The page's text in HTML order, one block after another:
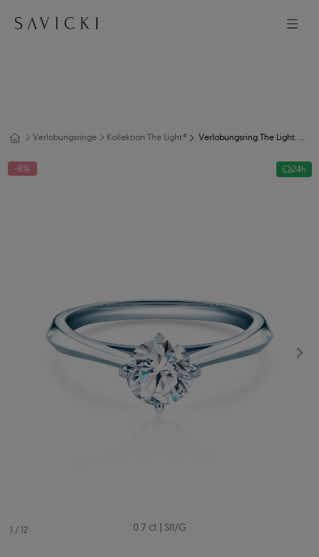
Verlobungsringe Kollektion The Light® Verlobungsring The Light: Weißgold, Diamant
1 / 12
-8% 24h
0.7 ct | SI1/G